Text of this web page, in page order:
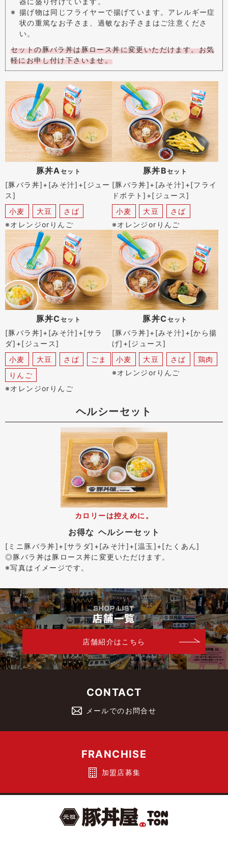
揚げ物は同じフライヤーで揚げています。アレルギー症
状の重篤なお子さま、過敏なお子さまはご注意くださ
い。
セットの豚バラ丼は豚ロース丼に変更いただけます。お気
軽にお申し付け下さいませ。
豚丼A セット
[豚バラ丼]+[みそ汁]+[ジュー
ス]
小麦
大豆
さば
※オレンジorりんご
豚丼Bセット
[豚バラ丼]+[みそ汁]+[フライ
ドポテト]+[ジュース]
小麦
大豆
さば
※オレンジorりんご
豚丼C セット
[豚バラ丼]+[みそ汁]+[サラ
ダ]+[ジュース]
小麦
大豆 さば
ごま
りんご
※オレンジorりんご
豚丼C セット
[豚バラ丼]+[みそ汁]+[から揚
げ]+[ジュース]
小麦
大豆 さば
鶏肉
※オレンジorりんご
ヘルシーセット
カロリーは控えめに。
お得な ヘルシーセット
[ミニ豚バラ丼]+[サラダ]+[みそ汁]+[温玉]+[たくあん]
◎豚バラ丼は豚ロース丼に変更いただけます。
※写真はイメージです。
店舗紹介はこちら
CONTACT
メールでのお問合せ
FRANCHISE
加盟店募集